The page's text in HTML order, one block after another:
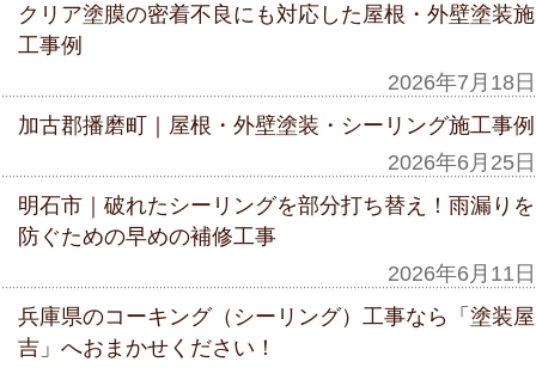
クリア塗膜の密着不良にも対応した屋根・外壁塗装施
工事例
2026年7月18日
加古郡播磨町｜屋根・外壁塗装・シーリング施工事例
2026年6月25日
明石市｜破れたシーリングを部分打ち替え！雨漏りを
防ぐための早めの補修工事
2026年6月11日
兵庫県のコーキング（シーリング）工事なら「塗装屋
吉」へおまかせください！